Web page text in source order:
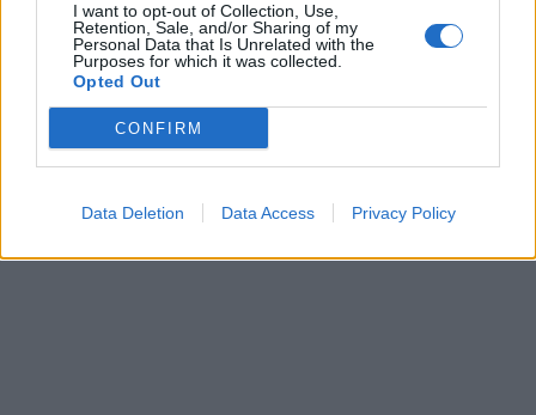
I want to opt-out of Collection, Use,
Retention, Sale, and/or Sharing of my
Personal Data that Is Unrelated with the
Purposes for which it was collected.
Opted Out
CONFIRM
Data Deletion Data Access Privacy Policy